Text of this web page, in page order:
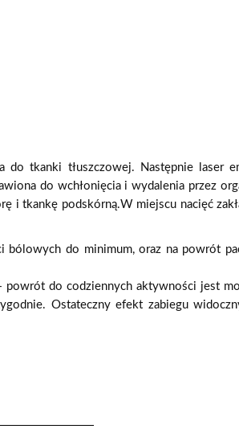
do tkanki tłuszczowej. Następnie laser
do wchłonięcia i wydalenia przez
rę i tkankę podskórną.W miejscu nacięć
bó lowych do minimum, oraz na powrót
powrót do codziennych aktywności jest
Ostateczny efekt zabiegu